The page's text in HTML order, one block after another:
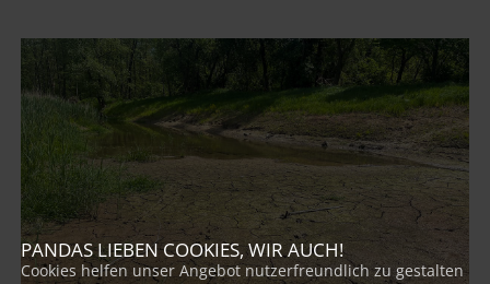
PANDAS LIEBEN COOKIES, WIR AUCH!
Cookies helfen unser Angebot nutzerfreundlich zu gestalten